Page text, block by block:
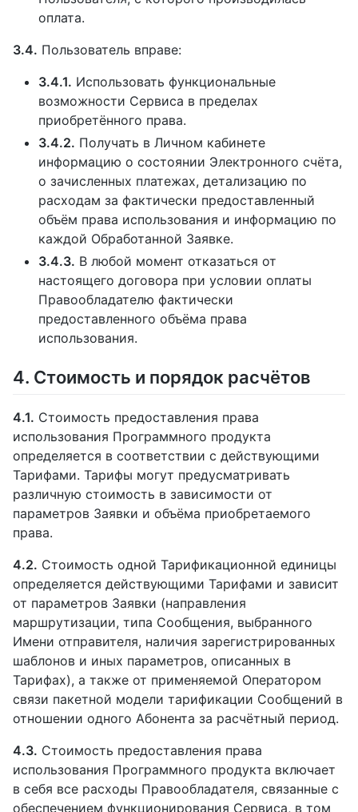
оплата.
3.4. Пользователь вправе:
3.4.1. Использовать функциональные
возможности Сервиса в пределах
приобретённого права.
3.4.2. Получать в Личном кабинете
информацию о состоянии Электронного счёта,
о зачисленных платежах, детализацию по
расходам за фактически предоставленный
объём права использования и информацию по
каждой Обработанной Заявке.
3.4.3. В любой момент отказаться от
настоящего договора при условии оплаты
Правообладателю фактически
предоставленного объёма права
использования.
4. Стоимость и порядок расчётов
4.1. Стоимость предоставления права
использования Программного продукта
определяется в соответствии с действующими
Тарифами. Тарифы могут предусматривать
различную стоимость в зависимости от
параметров Заявки и объёма приобретаемого
права.
4.2. Стоимость одной Тарификационной единицы
определяется действующими Тарифами и зависит
от параметров Заявки (направления
маршрутизации, типа Сообщения, выбранного
Имени отправителя, наличия зарегистрированных
шаблонов и иных параметров, описанных в
Тарифах), а также от применяемой Оператором
связи пакетной модели тарификации Сообщений в
отношении одного Абонента за расчётный период.
4.3. Стоимость предоставления права
использования Программного продукта включает
в себя все расходы Правообладателя, связанные с
обеспечением функционирования Сервиса, в том